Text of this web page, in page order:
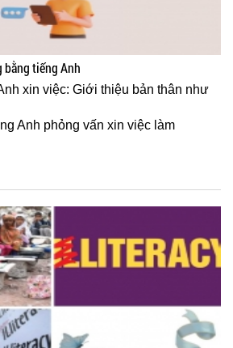
bằng tiếng Anh
xin việc: Giới thiệu bản thân như
Anh phỏng vấn xin việc làm